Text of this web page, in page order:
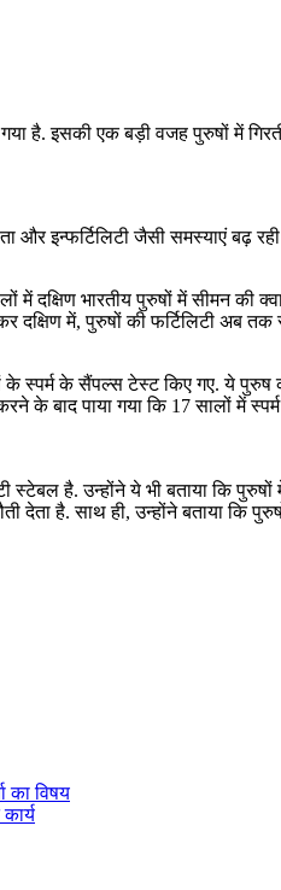
है. इसकी एक बड़ी वजह पुरुषों में
इन्फर्टिलिटी जैसी समस्याएं बढ़
दक्षिण भारतीय पुरुषों में सीमन की
में, पुरुषों की फर्टिलिटी अब तक
के सैंपल्स टेस्ट किए गए. ये पुरुष
बाद पाया गया कि 17 सालों में
स्टेबल है. उन्होंने ये भी बताया कि
है. साथ ही, उन्होंने बताया कि
का विषय